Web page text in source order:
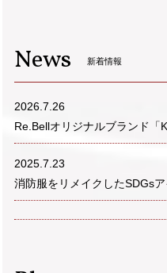
News 新着情報
2026.7.26
Re.Bellオリジナルブランド「
2025.7.23
消防服をリメイクしたSDGsア